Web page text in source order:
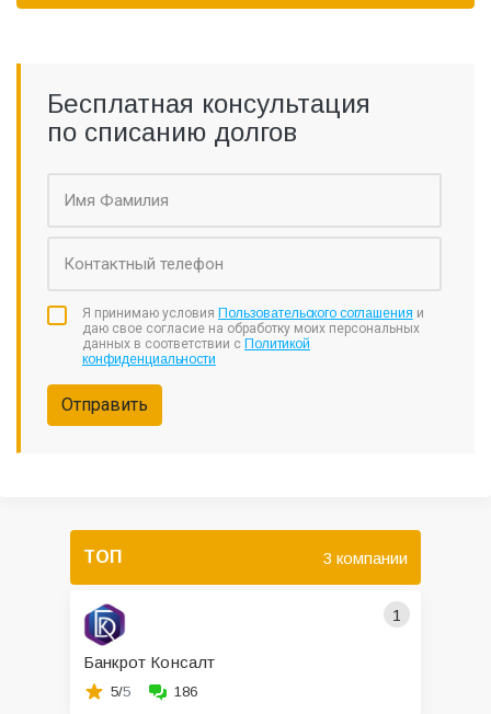
Бесплатная консультация
по списанию долгов
Я принимаю условия Пользовательского соглашения и
даю свое согласие на обработку моих персональных
данных в соответствии с Политикой
конфиденциальности
Отправить
ТОП 3 компании
1
Банкрот Консалт
5/5 186